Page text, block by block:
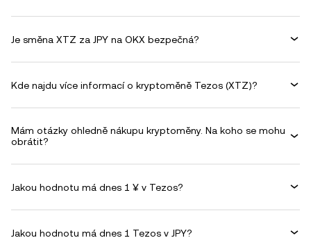
Je směna XTZ za JPY na OKX bezpečná?
Kde najdu více informací o kryptoměně Tezos (XTZ)?
Mám otázky ohledně nákupu kryptoměny. Na koho se mohu
obrátit?
Jakou hodnotu má dnes 1 ¥ v Tezos?
Jakou hodnotu má dnes 1 Tezos v JPY?